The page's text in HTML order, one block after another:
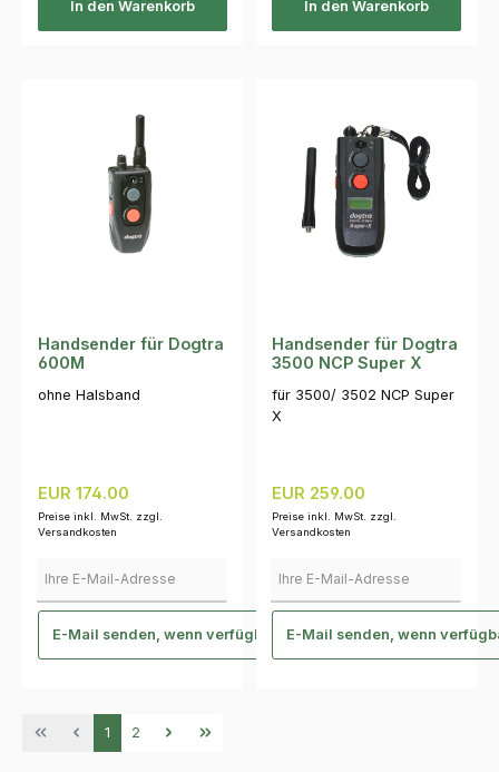
In den Warenkorb In den Warenkorb
Handsender für Dogtra
600M
ohne Halsband
Regulärer Preis:
EUR 174.00
Preise inkl. MwSt. zzgl.
Versandkosten
E-Mail senden, wenn verfügbar
Handsender für Dogtra
3500 NCP Super X
für 3500/ 3502 NCP Super
X
Regulärer Preis:
EUR 259.00
Preise inkl. MwSt. zzgl.
Versandkosten
E-Mail senden, wenn
Seite
1 Seite
2